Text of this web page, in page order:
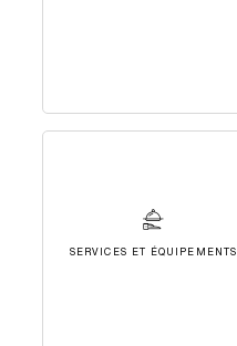
SERVICES ET ÉQUIPEMENTS